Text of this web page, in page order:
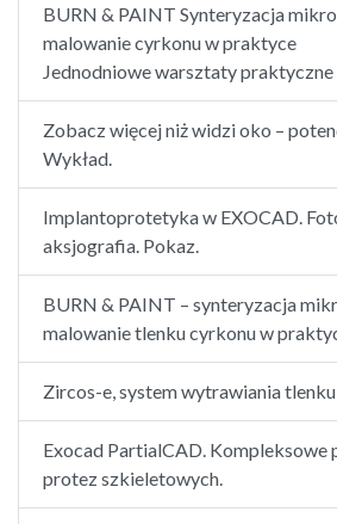
BURN & PAINT Synteryzacja
malowanie cyrkonu w praktyce
Jednodniowe warsztaty praktyczne
Zobacz więcej niż widzi oko –
Wykład.
Implantoprotetyka w EXOCAD.
aksjografia. Pokaz.
BURN & PAINT – synteryzacja
malowanie tlenku cyrkonu w
Zircos-e, system wytrawiania
Exocad PartialCAD. Kompleksowe
protez szkieletowych.